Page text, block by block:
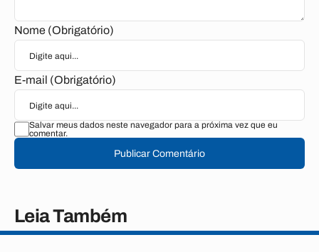
Nome (Obrigatório)
E-mail (Obrigatório)
Salvar meus dados neste navegador para a próxima vez que eu
comentar.
Publicar Comentário
Leia Também